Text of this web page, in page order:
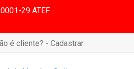
29 ATEF
é cliente? - Cadastrar